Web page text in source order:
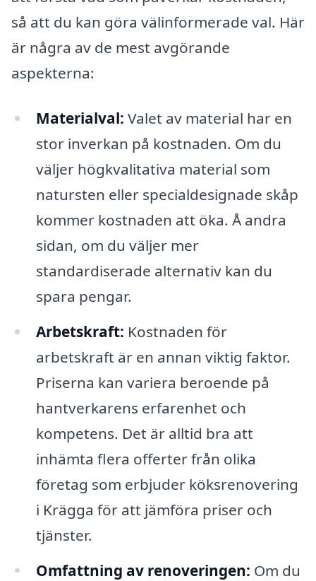
så att du kan göra välinformerade val. Här
är några av de mest avgörande
aspekterna:
Materialval: Valet av material har en
stor inverkan på kostnaden. Om du
väljer högkvalitativa material som
natursten eller specialdesignade skåp
kommer kostnaden att öka. Å andra
sidan, om du väljer mer
standardiserade alternativ kan du
spara pengar.
Arbetskraft: Kostnaden för
arbetskraft är en annan viktig faktor.
Priserna kan variera beroende på
hantverkarens erfarenhet och
kompetens. Det är alltid bra att
inhämta flera offerter från olika
företag som erbjuder köksrenovering
i Krägga för att jämföra priser och
tjänster.
Omfattning av renoveringen: Om du